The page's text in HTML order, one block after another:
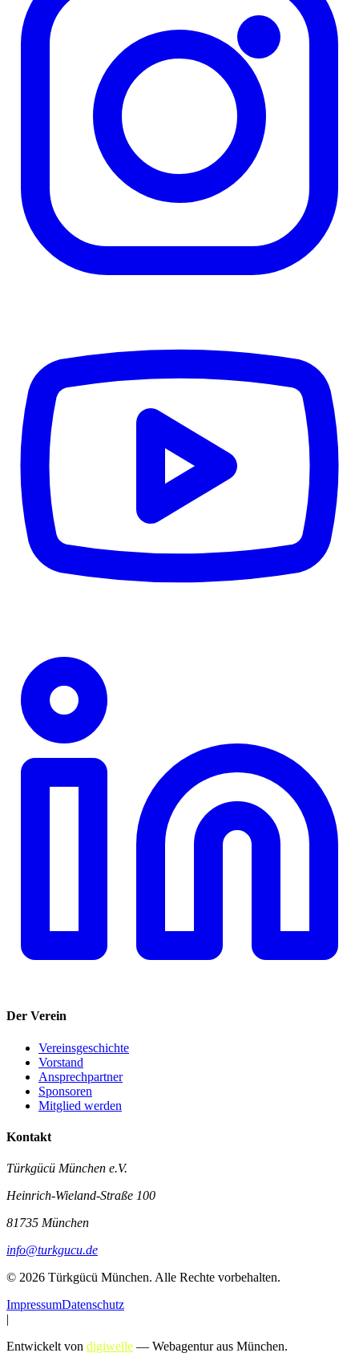
Der Verein
Vereinsgeschichte
Vorstand
Ansprechpartner
Sponsoren
Mitglied werden
Kontakt
Türkgücü München e.V.
Heinrich-Wieland-Straße 100
81735 München
info@turkgucu.de
© 2026 Türkgücü München. Alle Rechte vorbehalten.
ImpressumDatenschutz
|
Entwickelt von digiwelle — Webagentur aus München.